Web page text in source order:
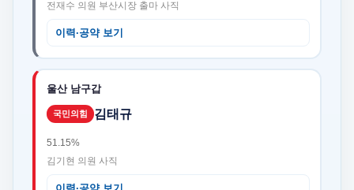
전재수 의원 부산시장 출마 사직
이력·공약 보기
울산 남구갑
국민의힘 김태규
51.15%
김기현 의원 사직